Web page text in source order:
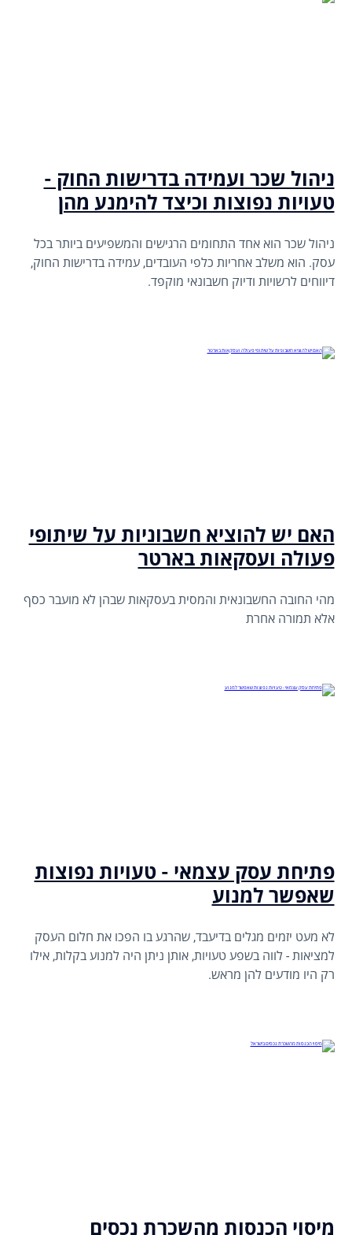
ניהול שכר ועמידה בדרישות החוק -
טעויות נפוצות וכיצד להימנע מהן
ניהול שכר הוא אחד התחומים הרגישים והמשפיעים ביותר בכל
עסק. הוא משלב אחריות כלפי העובדים, עמידה בדרישות החוק,
דיווחים לרשויות ודיוק חשבונאי מוקפד.
האם יש להוציא חשבוניות על שיתופי
פעולה ועסקאות בארטר
מהי החובה החשבונאית והמסית בעסקאות שבהן לא מועבר כסף
אלא תמורה אחרת
פתיחת עסק עצמאי - טעויות נפוצות
שאפשר למנוע
לא מעט יזמים מגלים בדיעבד, שהרגע בו הפכו את חלום העסק
למציאות - לווה בשפע טעויות, אותן ניתן היה למנוע בקלות, אילו
רק היו מודעים להן מראש.
מיסוי הכנסות מהשכרת נכסים